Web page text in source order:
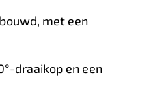
met een
draaikop en een